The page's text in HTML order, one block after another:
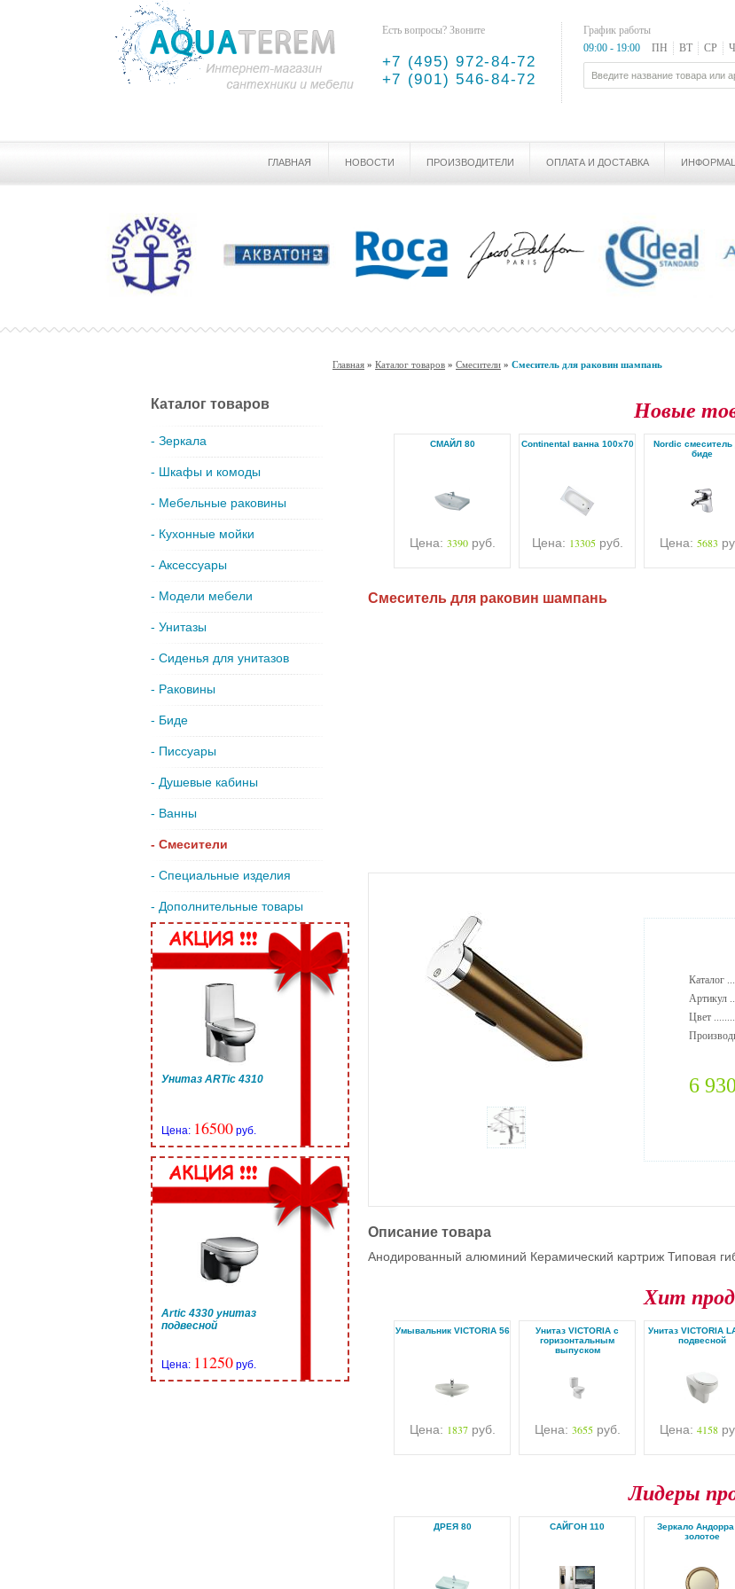
Есть вопросы? Звоните
+7 (495) 972-84-72
+7 (901) 546-84-72
График работы
09:00 - 19:00
ПН ВТ СР
ГЛАВНАЯ НОВОСТИ ПРОИЗВОДИТЕЛИ ОПЛАТА И ДОСТАВКА
Главная » Каталог товаров » Смесители » Смеситель для раковин шампань
Каталог товаров
- Зеркала
- Шкафы и комоды
- Мебельные раковины
- Кухонные мойки
- Аксессуары
- Модели мебели
- Унитазы
- Сиденья для унитазов
- Раковины
- Биде
- Писсуары
- Душевые кабины
- Ванны
- Смесители
- Специальные изделия
- Дополнительные товары
Унитаз ARTic 4310
Цена: 16500руб.
Artic 4330 унитаз
подвесной
Цена: 11250руб.
Новые
СМАЙЛ 80
Цена: 3390руб.
Continental ванна 100х70
Цена: 13305руб.
Nordic смеситель
биде
Цена: 5683
Смеситель для раковин шампань
Каталог
Артикул
Цвет
6 930
Описание товара
Анодированный алюминий Керамический картриж Типовая
Хит
Умывальник VICTORIA 56
Цена: 1837руб.
Унитаз VICTORIA с
горизонтальным
выпуском
Цена: 3655руб.
Унитаз VICTORIA
подвесной
Цена: 4158
Лидеры
ДРЕЯ 80 САЙГОН 110
Зеркало
золотое